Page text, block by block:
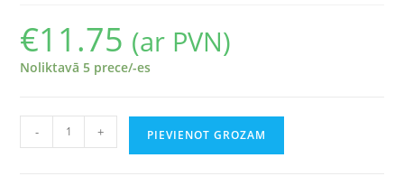
€11.75 (ar PVN)
Noliktavā 5 prece/-es
- + PIEVIENOT GROZAM